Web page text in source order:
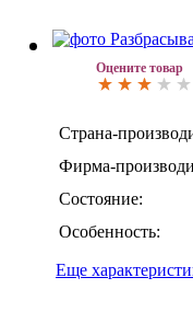
Оцените товар
Страна-
Фирма-
Состояние:
Особенность:
Еще